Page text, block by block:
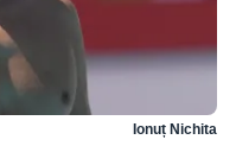
Ionuț Nichita